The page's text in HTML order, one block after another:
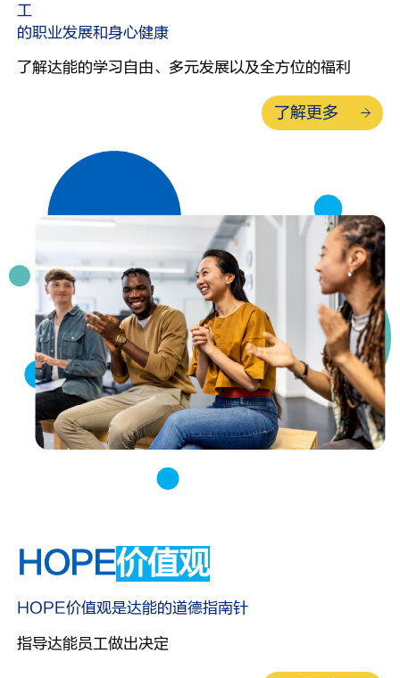
工
的职业发展和身心健康
了解达能的学习自由、多元发展以及全方位的福利
了解更多
HOPE价值观
HOPE价值观是达能的道德指南针
指导达能员工做出决定